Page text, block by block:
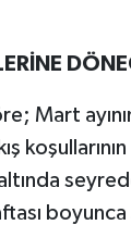
ayının
boyunca